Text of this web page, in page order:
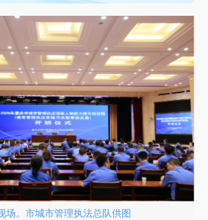
场。市城市管理执法总队供图